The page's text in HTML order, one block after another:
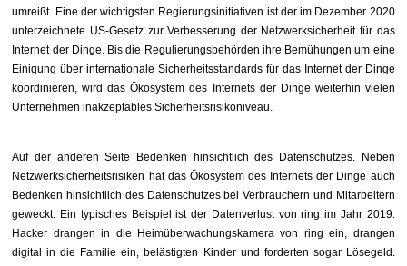
umreißt. Eine der wichtigsten Regierungsinitiativen ist der im Dezember 2020
unterzeichnete US-Gesetz zur Verbesserung der Netzwerksicherheit für das
Internet der Dinge. Bis die Regulierungsbehörden ihre Bemühungen um eine
Einigung über internationale Sicherheitsstandards für das Internet der Dinge
koordinieren, wird das Ökosystem des Internets der Dinge weiterhin vielen
Unternehmen inakzeptables Sicherheitsrisikoniveau.
Auf der anderen Seite Bedenken hinsichtlich des Datenschutzes. Neben
Netzwerksicherheitsrisiken hat das Ökosystem des Internets der Dinge auch
Bedenken hinsichtlich des Datenschutzes bei Verbrauchern und Mitarbeitern
geweckt. Ein typisches Beispiel ist der Datenverlust von ring im Jahr 2019.
Hacker drangen in die Heimüberwachungskamera von ring ein, drangen
digital in die Familie ein, belästigten Kinder und forderten sogar Lösegeld.